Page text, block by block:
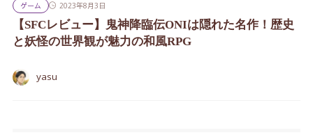
ゲーム 2023年8月3日
【SFCレビュー】鬼神降臨伝ONIは隠れた名作！歴史
と妖怪の世界観が魅力の和風RPG
yasu